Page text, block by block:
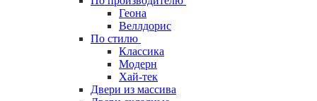
Геона
Веллдорис
По стилю
Классика
Модерн
Хай-тек
Двери из массива